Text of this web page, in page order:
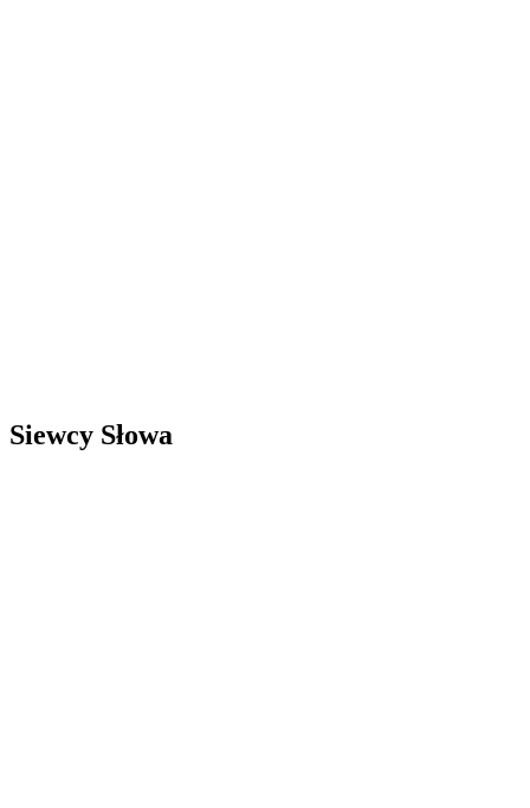
Siewcy Słowa